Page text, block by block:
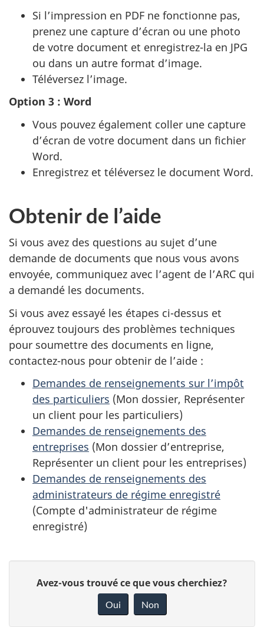
Si l’impression en PDF ne fonctionne pas,
prenez une capture d’écran ou une photo
de votre document et enregistrez-la en JPG
ou dans un autre format d’image.
Téléversez l’image.
Option 3 : Word
Vous pouvez également coller une capture
d’écran de votre document dans un fichier
Word.
Enregistrez et téléversez le document Word.
Obtenir de l’aide
Si vous avez des questions au sujet d’une
demande de documents que nous vous avons
envoyée, communiquez avec l’agent de l’ARC qui
a demandé les documents.
Si vous avez essayé les étapes ci-dessus et
éprouvez toujours des problèmes techniques
pour soumettre des documents en ligne,
contactez-nous pour obtenir de l’aide :
Demandes de renseignements sur l’impôt
des particuliers (Mon dossier, Représenter
un client pour les particuliers)
Demandes de renseignements des
entreprises (Mon dossier d’entreprise,
Représenter un client pour les entreprises)
Demandes de renseignements des
administrateurs de régime enregistré
(Compte d'administrateur de régime
enregistré)
Avez-vous trouvé ce que vous cherchiez?
Oui Non